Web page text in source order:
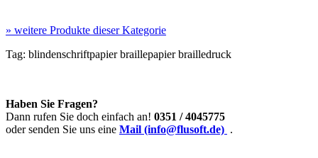
» weitere Produkte dieser Kategorie
Tag: blindenschriftpapierbraillepapierbrailledruck
Haben Sie Fragen?
Dann rufen Sie doch einfach an! 0351 / 4045775
oder senden Sie uns eine Mail (info@flusoft.de) .